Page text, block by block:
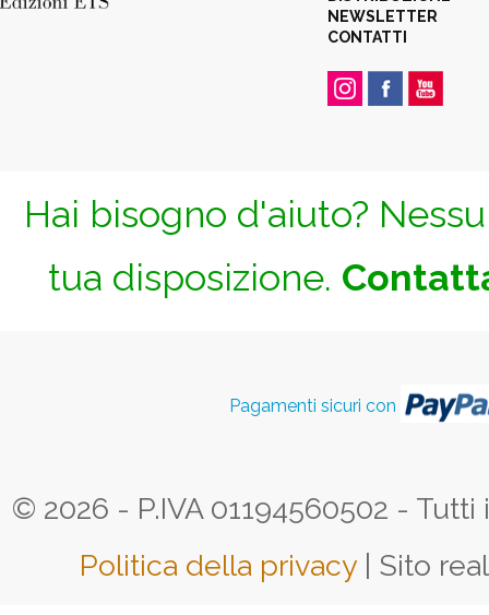
NEWSLETTER
CONTATTI
Hai bisogno d'aiuto?
tua disposizione.
Pagamenti sicuri con
© 2026 - P.IVA 01194560502 -
Politica della privacy | Sito